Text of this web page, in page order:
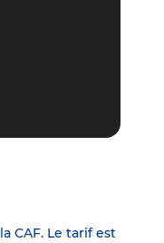
CAF. Le tarif est